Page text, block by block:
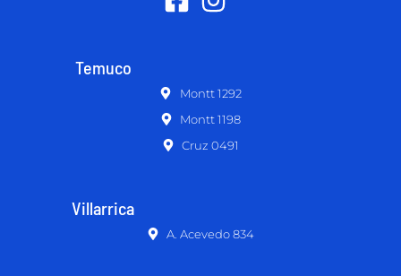
Temuco
Montt 1292
Montt 1198
Cruz 0491
Villarrica
A. Acevedo 834